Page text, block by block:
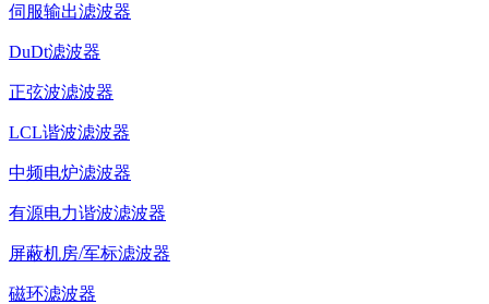
伺服输出滤波器
DuDt滤波器
正弦波滤波器
LCL谐波滤波器
中频电炉滤波器
有源电力谐波滤波器
屏蔽机房/军标滤波器
磁环滤波器